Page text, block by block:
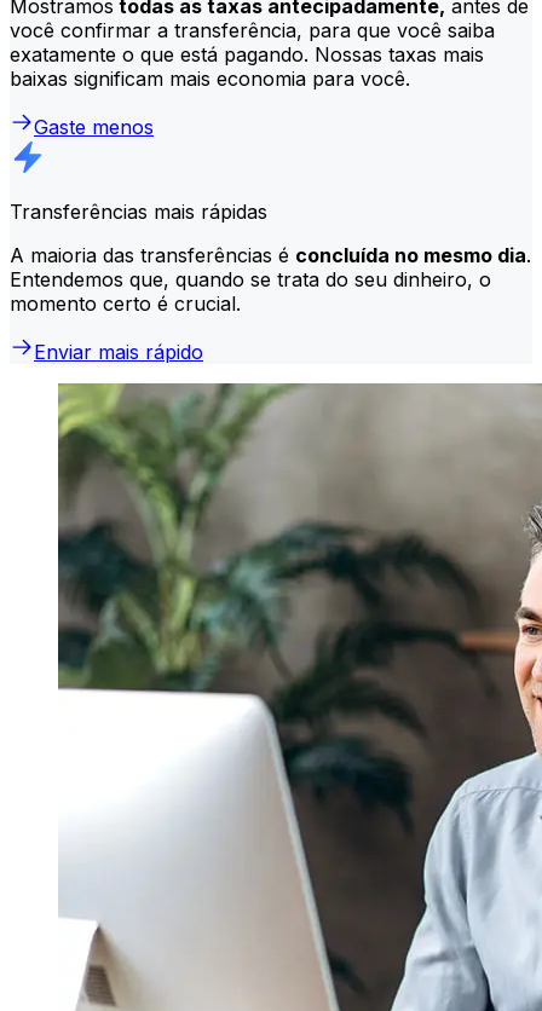
Mostramos todas as taxas antecipadamente, antes de
você confirmar a transferência, para que você saiba
exatamente o que está pagando. Nossas taxas mais
baixas significam mais economia para você.
Gaste menos
Transferências mais rápidas
A maioria das transferências é concluída no mesmo dia.
Entendemos que, quando se trata do seu dinheiro, o
momento certo é crucial.
Enviar mais rápido